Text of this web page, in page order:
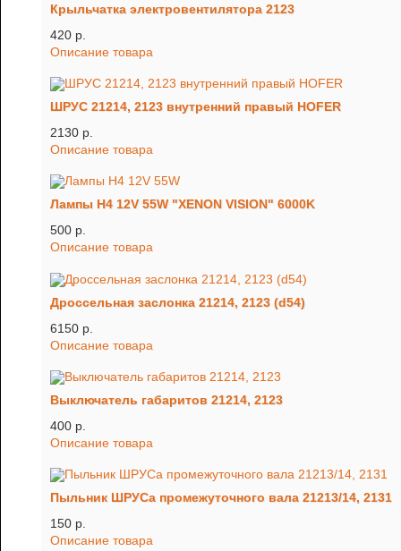
Крыльчатка электровентилятора 2123
420 p.
Описание товара
ШРУС 21214, 2123 внутренний правый HOFER
2130 p.
Описание товара
Лампы H4 12V 55W "XENON VISION" 6000K
500 p.
Описание товара
Дроссельная заслонка 21214, 2123 (d54)
6150 p.
Описание товара
Выключатель габаритов 21214, 2123
400 p.
Описание товара
Пыльник ШРУСа промежуточного вала 21213/14, 2131
150 p.
Описание товара